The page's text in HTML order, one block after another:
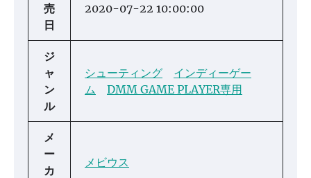
売
日
2020-07-22 10:00:00
ジ
ャ
ン
ル
シューティング
インディーゲー
ム
DMM GAME PLAYER専用
メ
ー
カ
メビウス